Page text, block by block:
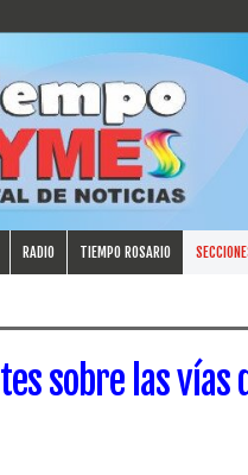
RADIO TIEMPO ROSARIO
sobre las